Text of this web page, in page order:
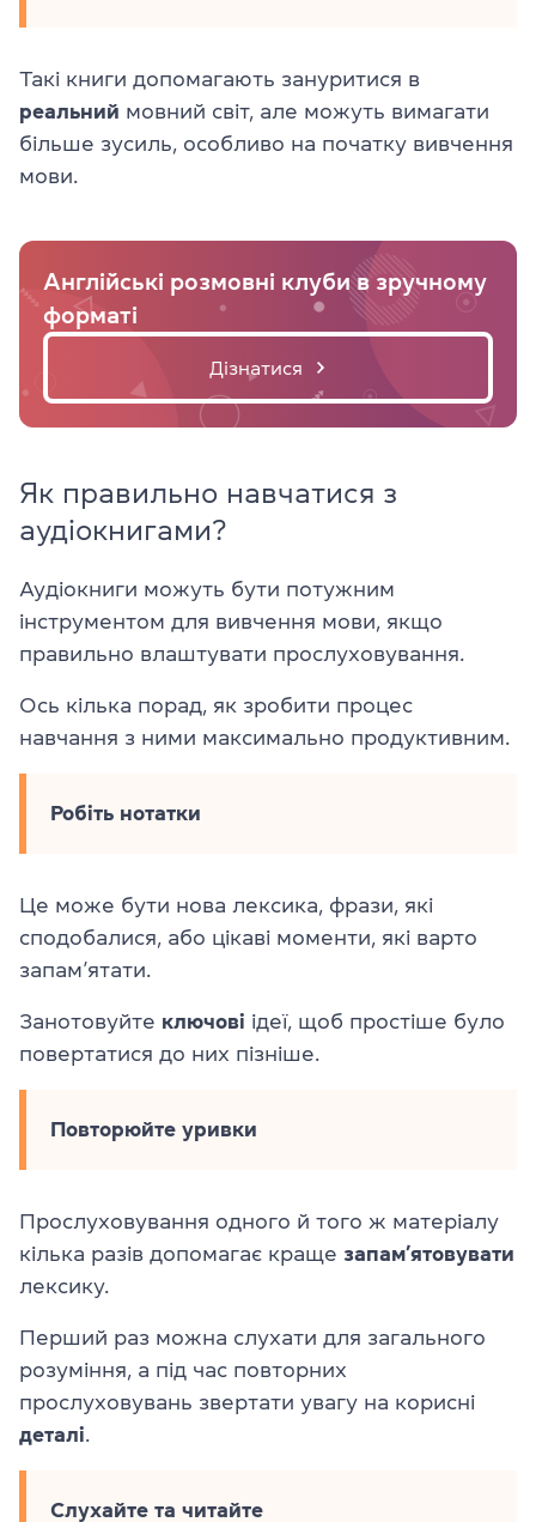
Такі книги допомагають зануритися в
реальний мовний світ, але можуть вимагати
більше зусиль, особливо на початку вивчення
мови.
Англійські розмовні клуби в зручному
форматі
Дізнатися
Як правильно навчатися з
аудіокнигами?
Аудіокниги можуть бути потужним
інструментом для вивчення мови, якщо
правильно влаштувати прослуховування.
Ось кілька порад, як зробити процес
навчання з ними максимально продуктивним.
Робіть нотатки
Це може бути нова лексика, фрази, які
сподобалися, або цікаві моменти, які варто
запам’ятати.
Занотовуйте ключові ідеї, щоб простіше було
повертатися до них пізніше.
Повторюйте уривки
Прослуховування одного й того ж матеріалу
кілька разів допомагає краще запам’ятовувати
лексику.
Перший раз можна слухати для загального
розуміння, а під час повторних
прослуховувань звертати увагу на корисні
деталі.
Слухайте та читайте